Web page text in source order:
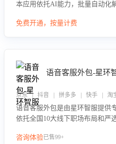
本应用依托AI能力，批量自动化
向，深度洞察决策动因。同时全
免费开通，按量计费
语音客服外包-星环
京东 | 抖音 | 拼多多 | 快手 | 淘
语音客服外包是由星环智服提供
依托全国10大线下职场布局和严
队和智能工具提升语音客服服务
咨询体验已售99+